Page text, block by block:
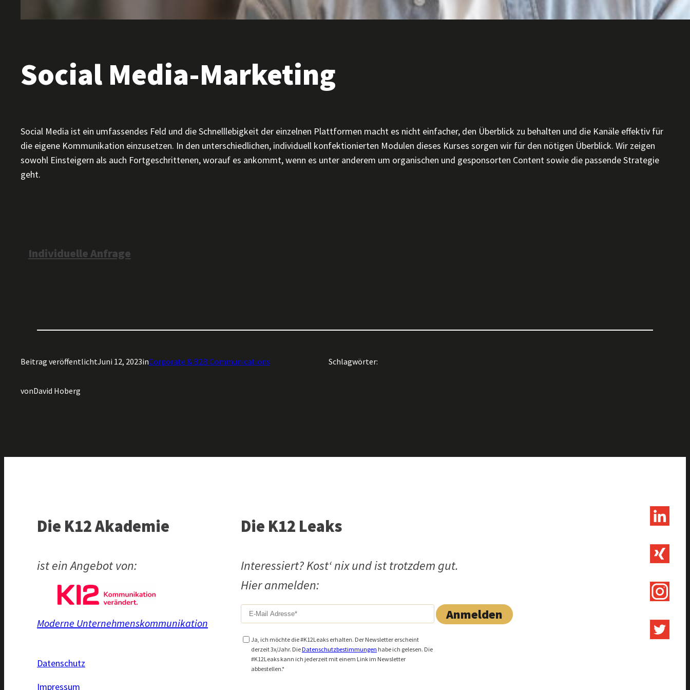
Social Media-Marketing
Social Media ist ein umfassendes Feld und die Schnelllebigkeit der einzelnen Plattformen macht es nicht einfacher, den Überblick zu behalten und die Kanäle effektiv für
die eigene Kommunikation einzusetzen. In den unterschiedlichen, individuell konfektionierten Modulen dieses Kurses sorgen wir für den nötigen Überblick. Wir zeigen
sowohl Einsteigern als auch Fortgeschrittenen, worauf es ankommt, wenn es unter anderem um organischen und gesponsorten Content sowie die passende Strategie
geht.
Individuelle Anfrage
Beitrag veröffentlichtJuni 12, 2023inCorporate & B2B Communications
vonDavid Hoberg
Schlagwörter:
Die K12 Akademie
ist ein Angebot von:
Moderne Unternehmenskommunikation
Datenschutz
Impressum
Die K12 Leaks
Interessiert? Kost‘ nix und ist trotzdem gut.
Hier anmelden:
Ja, ich möchte die #K12Leaks erhalten. Der Newsletter erscheint
derzeit 3x/Jahr. DieDatenschutzbestimmungen habe ich gelesen. Die
#K12Leaks kann ich jederzeit mit einem Link im Newsletter
abbestellen.*